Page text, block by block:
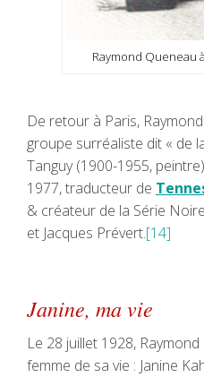
Raymond Queneau
De retour à Paris,
groupe surréaliste dit « de
Tanguy (1900-1955,
1977, traducteur de
& créateur de la Série
et Jacques Prévert.[14]
Janine, ma vie
Le 28 juillet 1928,
femme de sa vie : Janine